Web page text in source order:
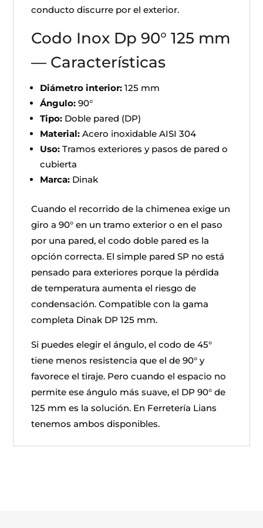
conducto discurre por el exterior.
Codo Inox Dp 90° 125 mm
— Características
Diámetro interior: 125 mm
Ángulo: 90°
Tipo: Doble pared (DP)
Material: Acero inoxidable AISI 304
Uso: Tramos exteriores y pasos de pared o
cubierta
Marca: Dinak
Cuando el recorrido de la chimenea exige un
giro a 90° en un tramo exterior o en el paso
por una pared, el codo doble pared es la
opción correcta. El simple pared SP no está
pensado para exteriores porque la pérdida
de temperatura aumenta el riesgo de
condensación. Compatible con la gama
completa Dinak DP 125 mm.
Si puedes elegir el ángulo, el codo de 45°
tiene menos resistencia que el de 90° y
favorece el tiraje. Pero cuando el espacio no
permite ese ángulo más suave, el DP 90° de
125 mm es la solución. En Ferretería Lians
tenemos ambos disponibles.